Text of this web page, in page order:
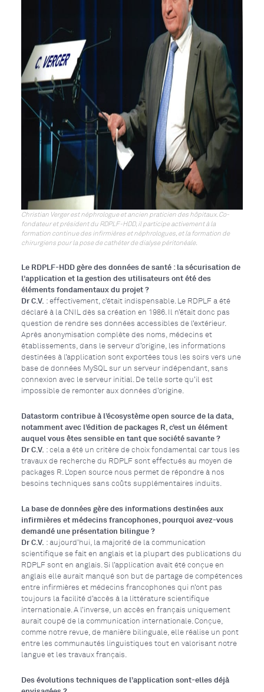
Christian Verger est néphrologue et ancien praticien des hôpitaux. Co-
fondateur et président du RDPLF-HDD, il participe activement à la
formation continue des infirmières et néphrologues, et la formation de
chirurgiens pour la pose de cathéter de dialyse péritonéale.
Le RDPLF-HDD gère des données de santé : la sécurisation de
l’application et la gestion des utilisateurs ont été des
éléments fondamentaux du projet ?
Dr C.V. : effectivement, c’était indispensable. Le RDPLF a été
déclaré à la CNIL dès sa création en 1986. Il n’était donc pas
question de rendre ses données accessibles de l’extérieur.
Après anonymisation complète des noms, médecins et
établissements, dans le serveur d’origine, les informations
destinées à l’application sont exportées tous les soirs vers une
base de données MySQL sur un serveur indépendant, sans
connexion avec le serveur initial. De telle sorte qu’il est
impossible de remonter aux données d’origine.
Datastorm contribue à l’écosystème open source de la data,
notamment avec l’édition de packages R, c’est un élément
auquel vous êtes sensible en tant que société savante ?
Dr C.V. : cela a été un critère de choix fondamental car tous les
travaux de recherche du RDPLF sont effectués au moyen de
packages R. L’open source nous permet de répondre à nos
besoins techniques sans coûts supplémentaires induits.
La base de données gère des informations destinées aux
infirmières et médecins francophones, pourquoi avez-vous
demandé une présentation bilingue ?
Dr C.V. : aujourd’hui, la majorité de la communication
scientifique se fait en anglais et la plupart des publications du
RDPLF sont en anglais. Si l’application avait été conçue en
anglais elle aurait manqué son but de partage de compétences
entre infirmières et médecins francophones qui n’ont pas
toujours la facilité d’accès à la littérature scientifique
internationale. A l’inverse, un accès en français uniquement
aurait coupé de la communication internationale. Conçue,
comme notre revue, de manière bilinguale, elle réalise un pont
entre les communautés linguistiques tout en valorisant notre
langue et les travaux français.
Des évolutions techniques de l’application sont-elles déjà